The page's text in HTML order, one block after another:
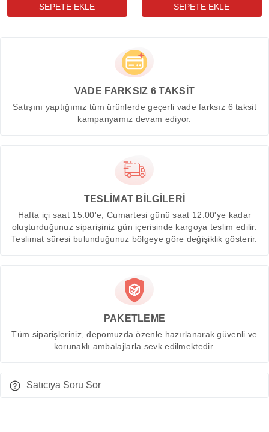
VADE FARKSIZ 6 TAKSİT
Satışını yaptığımız tüm ürünlerde geçerli vade farksız 6 taksit
kampanyamız devam ediyor.
TESLİMAT BİLGİLERİ
Hafta içi saat 15:00'e, Cumartesi günü saat 12:00'ye kadar
oluşturduğunuz siparişiniz gün içerisinde kargoya teslim edilir.
Teslimat süresi bulunduğunuz bölgeye göre değişiklik gösterir.
PAKETLEME
Tüm siparişleriniz, depomuzda özenle hazırlanarak güvenli ve
korunaklı ambalajlarla sevk edilmektedir.
Satıcıya Soru Sor